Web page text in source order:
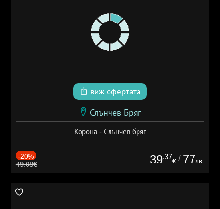
виж офертата
Слънчев Бряг
Корона - Слънчев бряг
-20%
49.08€ 39.37
€ / 77лв.